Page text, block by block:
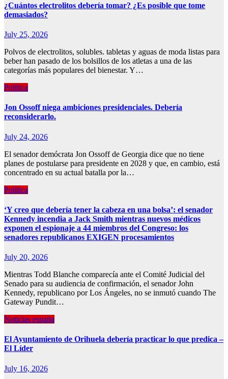
¿Cuántos electrolitos debería tomar? ¿Es posible que tome
demasiados?
July 25, 2026
Polvos de electrolitos, solubles. tabletas y aguas de moda listas para
beber han pasado de los bolsillos de los atletas a una de las
categorías más populares del bienestar. Y…
Política
Jon Ossoff niega ambiciones presidenciales. Debería
reconsiderarlo.
July 24, 2026
El senador demócrata Jon Ossoff de Georgia dice que no tiene
planes de postularse para presidente en 2028 y que, en cambio, está
concentrado en su actual batalla por la…
Política
‘Y creo que debería tener la cabeza en una bolsa’: el senador
Kennedy incendia a Jack Smith mientras nuevos médicos
exponen el espionaje a 44 miembros del Congreso: los
senadores republicanos EXIGEN procesamientos
July 20, 2026
Mientras Todd Blanche comparecía ante el Comité Judicial del
Senado para su audiencia de confirmación, el senador John
Kennedy, republicano por Los Ángeles, no se inmutó cuando The
Gateway Pundit…
Noticias españa
El Ayuntamiento de Orihuela debería practicar lo que predica –
El Líder
July 16, 2026